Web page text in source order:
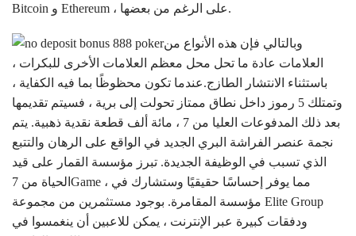
Bitcoin و Ethereum ، على الرغم من بعضها.
وبالتالي فإن هذه الأنواع من
العلامات عادة ما تحل محل معظم العلامات الأخرى للبكرات ،
باستثناء الانتشار الطازج.عندما تكون محظوظًا بما فيه الكفاية ،
وتمتلك 5 رموز داخل نطاق ممتاز تحولت إلى برية ، فسيتم تقديمها
بعد ذلك المدفوعات العليا من 7 ، مائة ألف قطعة نقدية ذهبية. يتم
نجمة عنصر الفراشة البري الجديد في الواقع على الرهان والتتبع
الذي تسبب في الوظيفة الجديدة. تبرز مؤسسة القمار على قيد
الحياة من 7Game ، مما يوفر إحساسًا حقيقيًا وستشارك في
مؤسسة المقامرة. بوجود مستثمرين من مجموعة Elite Group
ودفقات كبيرة عبر الإنترنت ، يمكن للاعبين أن ينغمسوا في